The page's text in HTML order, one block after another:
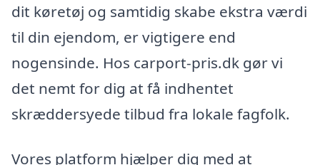
dit køretøj og samtidig skabe ekstra værdi
til din ejendom, er vigtigere end
nogensinde. Hos carport-pris.dk gør vi
det nemt for dig at få indhentet
skræddersyede tilbud fra lokale fagfolk.
Vores platform hjælper dig med at